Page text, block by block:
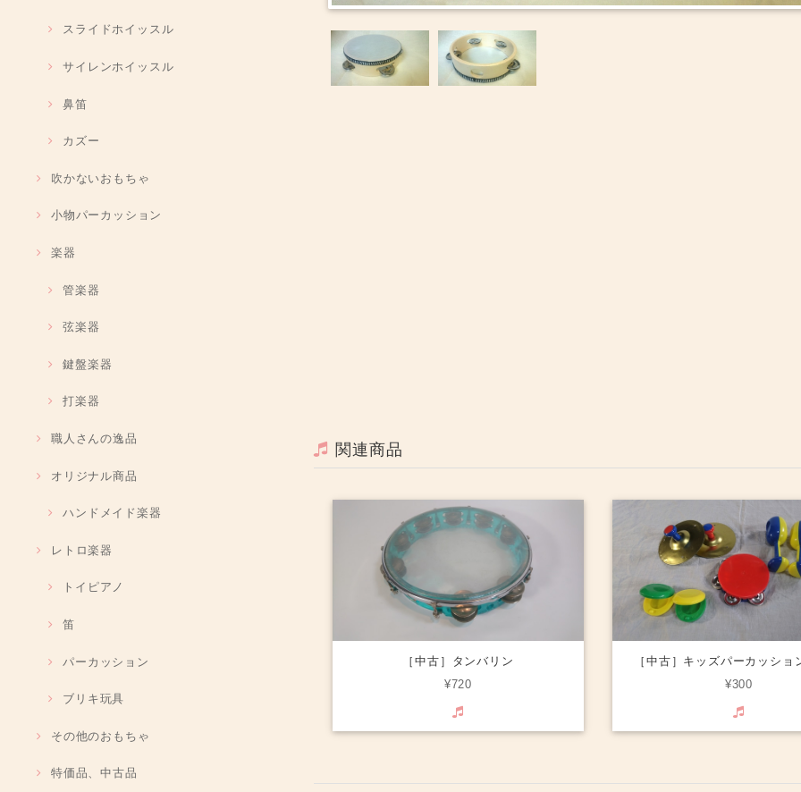
スライドホイッスル
サイレンホイッスル
鼻笛
カズー
吹かないおもちゃ
小物パーカッション
楽器
管楽器
弦楽器
鍵盤楽器
打楽器
職人さんの逸品
オリジナル商品
ハンドメイド楽器
レトロ楽器
トイピアノ
笛
パーカッション
ブリキ玩具
その他のおもちゃ
特価品、中古品
関連商品
［中古］タンバリン
¥720
［中古］キッズパーカッショ
¥300